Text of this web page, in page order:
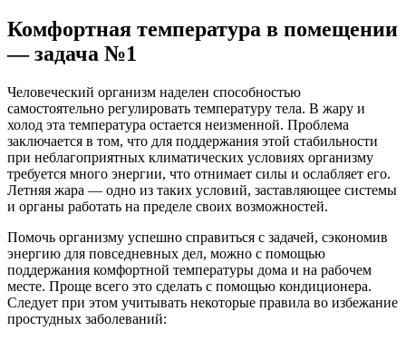
Комфортная температура в помещении
— задача №1
Человеческий организм наделен способностью
самостоятельно регулировать температуру тела. В жару и
холод эта температура остается неизменной. Проблема
заключается в том, что для поддержания этой стабильности
при неблагоприятных климатических условиях организму
требуется много энергии, что отнимает силы и ослабляет его.
Летняя жара — одно из таких условий, заставляющее системы
и органы работать на пределе своих возможностей.
Помочь организму успешно справиться с задачей, сэкономив
энергию для повседневных дел, можно с помощью
поддержания комфортной температуры дома и на рабочем
месте. Проще всего это сделать с помощью кондиционера.
Следует при этом учитывать некоторые правила во избежание
простудных заболеваний: